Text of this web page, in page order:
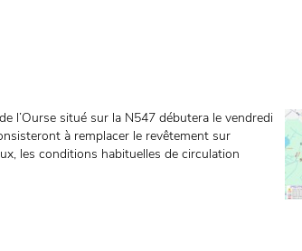
l’Ourse situé sur la N547 débutera le vendredi
à remplacer le revêtement sur
les conditions habituelles de circulation